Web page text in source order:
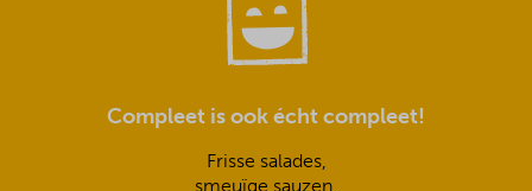
Compleet is ook écht compleet!
Frisse salades,
smeuïge sauzen,